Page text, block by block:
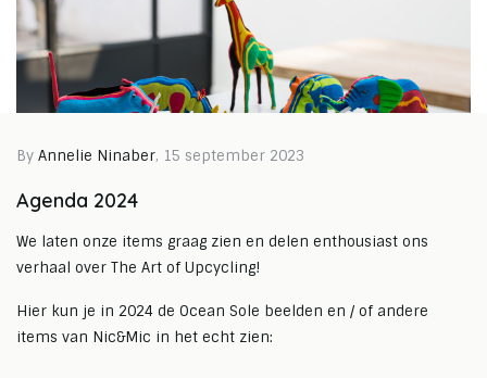
By Annelie Ninaber, 15 september 2023
Agenda 2024
We laten onze items graag zien en delen enthousiast ons
verhaal over The Art of Upcycling!
Hier kun je in 2024 de Ocean Sole beelden en / of andere
items van Nic&Mic in het echt zien: